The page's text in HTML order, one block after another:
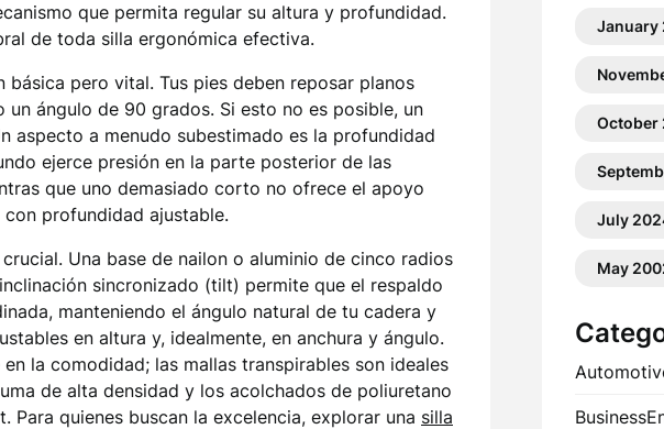
que permita regular su altura y profundidad.
de toda silla ergonómica efectiva.
pero vital. Tus pies deben reposar planos
ángulo de 90 grados. Si esto no es posible, un
aspecto a menudo subestimado es la profundidad
ejerce presión en la parte posterior de las
que uno demasiado corto no ofrece el apoyo
profundidad ajustable.
Una base de nailon o aluminio de cinco radios
sincronizado (tilt) permite que el respaldo
manteniendo el ángulo natural de tu cadera y
en altura y, idealmente, en anchura y ángulo.
la comodidad; las mallas transpirables son ideales
de alta densidad y los acolchados de poliuretano
quienes buscan la excelencia, explorar una silla
January
October
July
May
Business